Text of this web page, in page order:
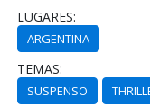
LUGARES:
ARGENTINA
TEMAS:
SUSPENSO